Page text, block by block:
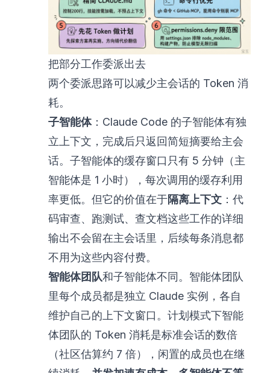
把部分工作委派出去
两个委派思路可以减少主会话的 Token 消
耗。
子智能体：Claude Code 的子智能体有独
立上下文，完成后只返回简短摘要给主会
话。子智能体的缓存窗口只有 5 分钟（主
智能体是 1 小时），每次调用的缓存利用
率更低。但它的价值在于隔离上下文 ：代
码审查、跑测试、查文档这些工作的详细
输出不会留在主会话里，后续每条消息都
不用为这些内容付费。
智能体团队和子智能体不同。智能体团队
里每个成员都是独立 Claude 实例，各自
维护自己的上下文窗口。计划模式下智能
体团队的 Token 消耗是标准会话的数倍
（社区估算约 7 倍），闲置的成员也在继